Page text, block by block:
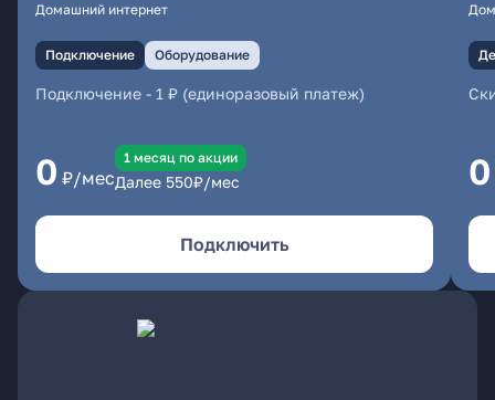
Домашний интернет
Подключение Оборудование
Подключение - 1 ₽ (единоразовый платеж)
0 ₽/мес
1 месяц по акции
Далее 550₽/мес
Подключить
0